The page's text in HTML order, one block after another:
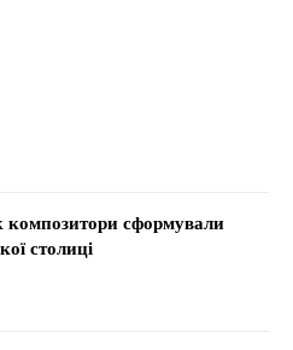
композитори сформували
столиці